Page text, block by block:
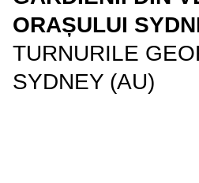
ORAȘULUI
TURNURILE
SYDNEY (AU)